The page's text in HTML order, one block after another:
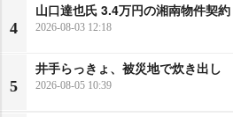
4
山口達也氏 3.4万円の湘南物件契約
2026-08-03 12:18
5
井手らっきょ、被災地で炊き出し
2026-08-05 10:39